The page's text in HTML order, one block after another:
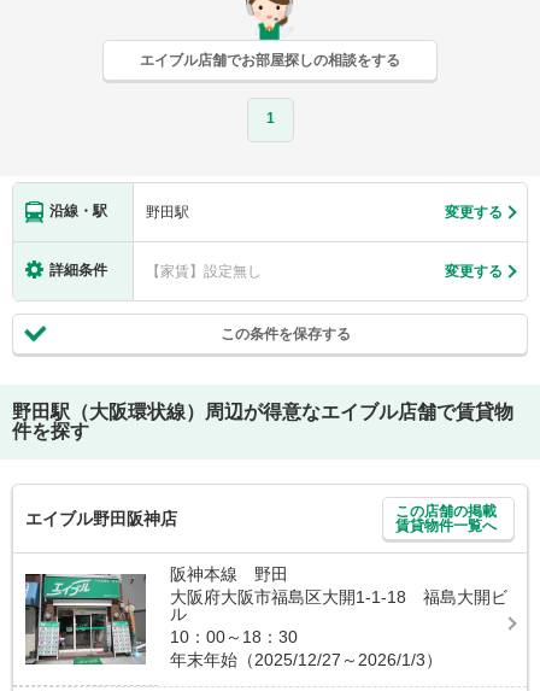
エイブル店舗でお部屋探しの相談をする
1
沿線・駅 野田駅 変更する
詳細条件 【家賃】設定無し 変更する
この条件を保存する
野田駅（大阪環状線）
周辺が得意なエイブル店舗で賃貸物
件を探す
エイブル野田阪神店
この店舗の掲載
賃貸物件一覧へ
阪神本線 野田
大阪府大阪市福島区大開1-1-18 福島大開ビ
ル
10：00～18：30
年末年始（2025/12/27～2026/1/3）